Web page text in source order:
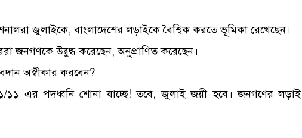
জুলাইকে, বাংলাদেশের লড়াইকে বৈশ্বিক করতে ভূমিকা রেখেছেন।
জনগণকে উদ্বুদ্ধ করেছেন, অনুপ্রাণিত করেছেন।
অস্বীকার করবেন?
এর পদধ্বনি শোনা যাচ্ছে! তবে, জুলাই জয়ী হবে। জনগণের লড়াই